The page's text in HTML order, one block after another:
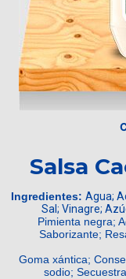
Salsa
Ingredientes: Agua;
Sal; Vinagre;
Pimienta negra;
Saborizante;
Goma xántica;
sodio;